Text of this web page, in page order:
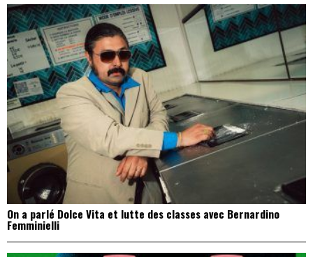
On a parlé Dolce Vita et lutte des classes avec Bernardino
Femminielli